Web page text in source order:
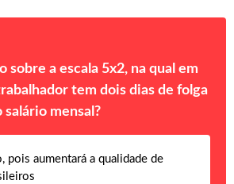
sobre a escala 5x2, na qual em
tem dois dias de folga
salário mensal?
pois aumentará a qualidade de